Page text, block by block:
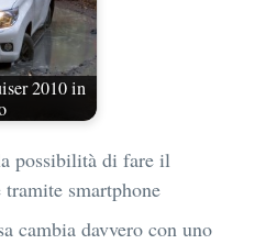
2010 in
possibilità di fare il
smartphone
cambia davvero con uno